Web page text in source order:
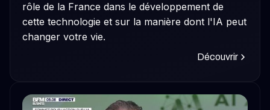
rôle de la France dans le développement de
cette technologie et sur la manière dont l'IA peut
changer votre vie.
Découvrir